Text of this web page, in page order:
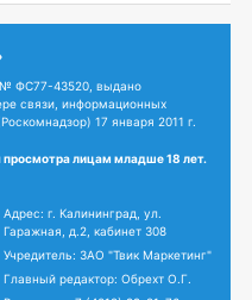
№ ФС77-43520, выдано
связи, информационных
17 января 2011 г.
просмотра лицам младше 18 лет.
Адрес: г. Калининград, ул.
Гаражная, д.2, кабинет 308
Учредитель: ЗАО "Твик Маркетинг"
Главный редактор: Обрехт О.Г.